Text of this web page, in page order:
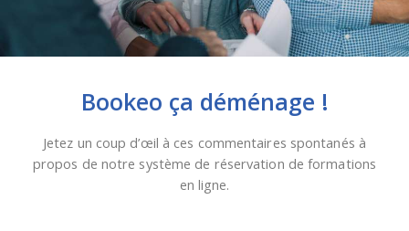
Bookeo ça déménage !
Jetez un coup d’œil à ces commentaires spontanés à
propos de notre système de réservation de formations
en ligne.